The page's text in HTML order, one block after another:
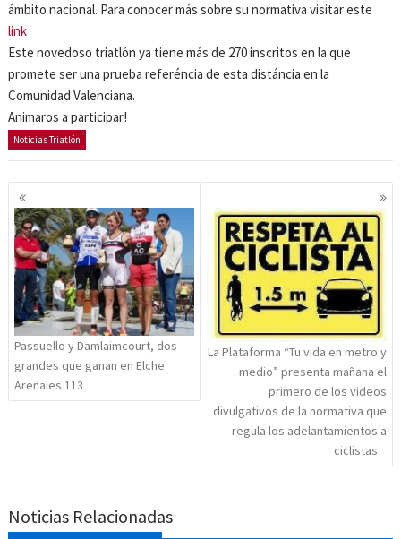
ámbito nacional. Para conocer más sobre su normativa visitar este
link
Este novedoso triatlón ya tiene más de 270 inscritos en la que
promete ser una prueba referéncia de esta distáncia en la
Comunidad Valenciana.
Animaros a participar!
Noticias Triatlón
Navegación
de
entradas
Passuello y Damlaimcourt, dos
grandes que ganan en Elche
Arenales 113
La Plataforma “Tu vida en metro y
medio” presenta mañana el
primero de los videos
divulgativos de la normativa que
regula los adelantamientos a
ciclistas
Noticias Relacionadas